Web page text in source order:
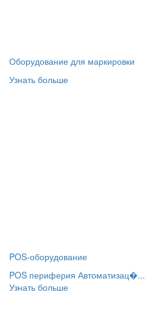
Оборудование для маркировки
Узнать больше
POS-оборудование
POS периферия Автоматизац�...
Узнать больше